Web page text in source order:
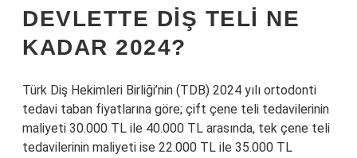
DEVLETTE DIŞ TELI NE
KADAR 2024?
Türk Diş Hekimleri Birliği’nin (TDB) 2024 yılı ortodonti
tedavi taban fiyatlarına göre; çift çene teli tedavilerinin
maliyeti 30.000 TL ile 40.000 TL arasında, tek çene teli
tedavilerinin maliyeti ise 22.000 TL ile 35.000 TL